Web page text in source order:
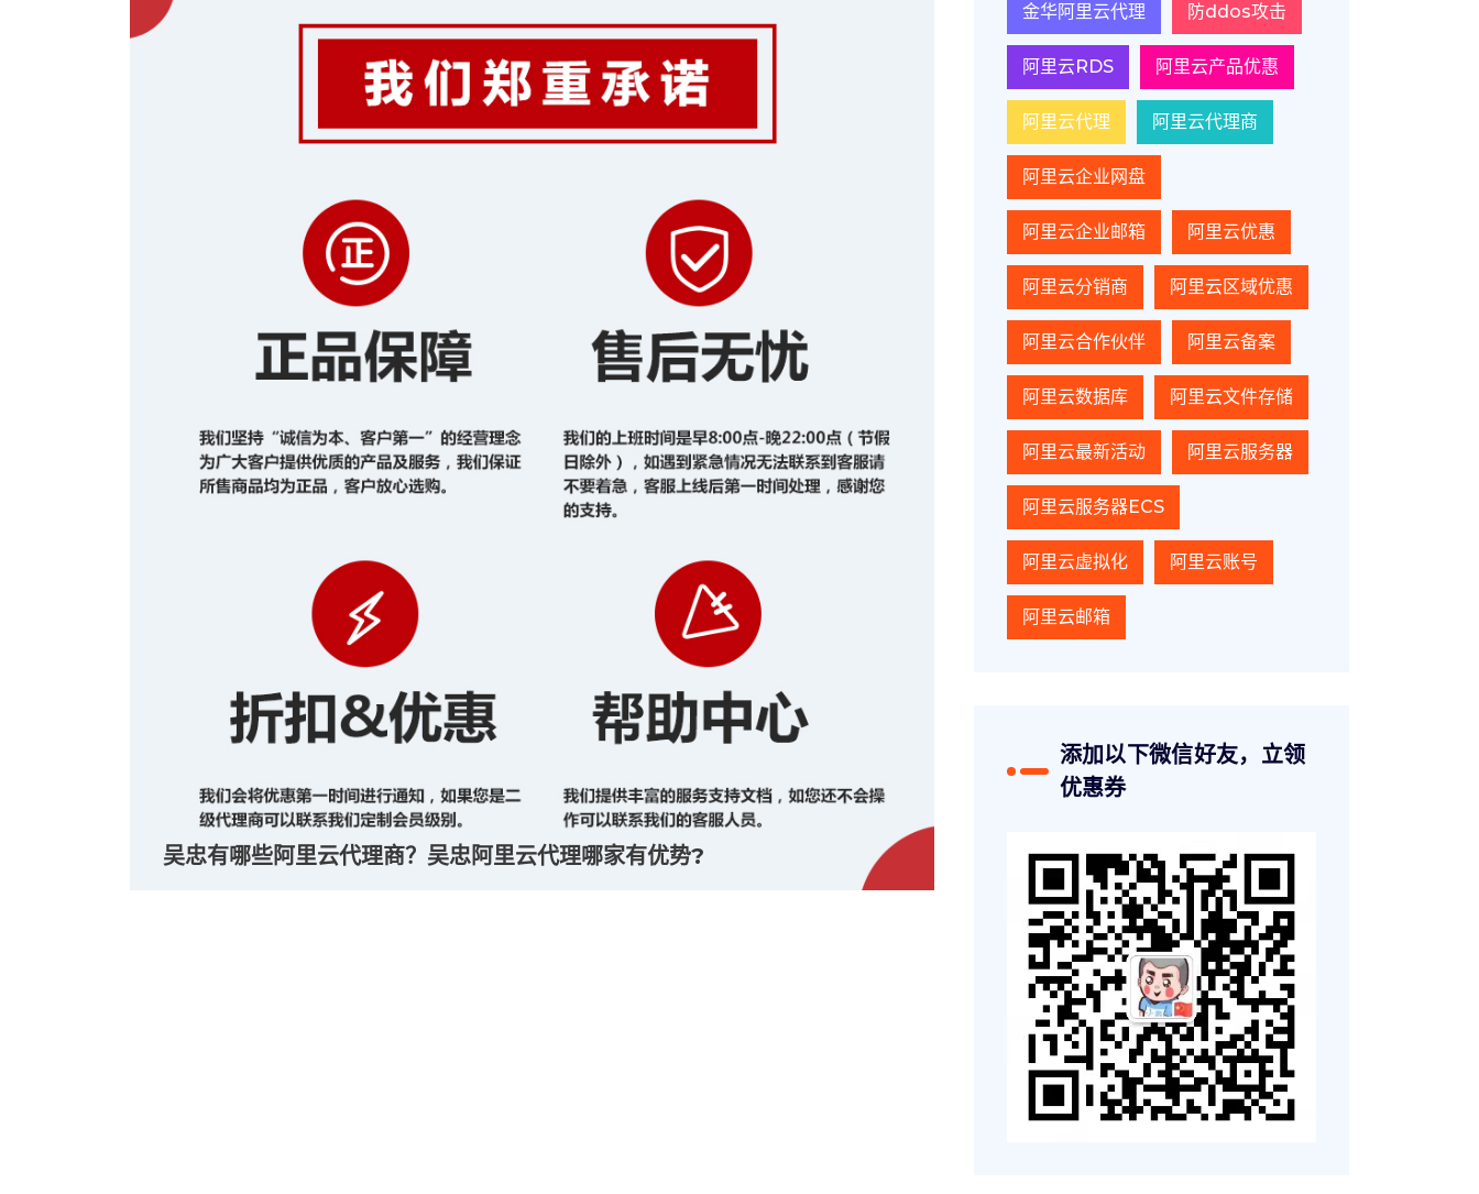
吴忠有哪些阿里云代理商？吴忠阿里云代理哪家有优势?
金华阿里云代理 防ddos攻击
阿里云RDS 阿里云产品优惠
阿里云代理 阿里云代理商
阿里云企业网盘
阿里云企业邮箱 阿里云优惠
阿里云分销商 阿里云区域优惠
阿里云合作伙伴 阿里云备案
阿里云数据库 阿里云文件存储
阿里云最新活动 阿里云服务器
阿里云服务器ECS
阿里云虚拟化 阿里云账号
阿里云邮箱
添加以下微信好友，立领
优惠券